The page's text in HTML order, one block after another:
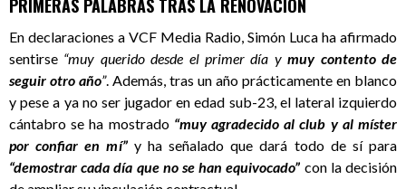
PRIMERAS PALABRAS TRAS LA RENOVACIÓN
En declaraciones a VCF Media Radio, Simón Luca ha afirmado
sentirse “muy querido desde el primer día ymuy contento de
seguir otro año”. Además, tras un año prácticamente en blanco
y pese a ya no ser jugador en edad sub-23, el lateral izquierdo
cántabro se ha mostrado “muy agradecido al club y al míster
por confiar en mí”y ha señalado que dará todo de sí para
“demostrar cada día que no se han equivocado” con la decisión